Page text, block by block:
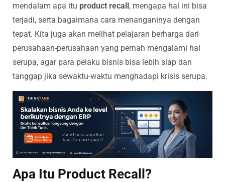
mendalam apa itu product recall, mengapa hal ini bisa
terjadi, serta bagaimana cara menanganinya dengan
tepat. Kita juga akan melihat pelajaran berharga dari
perusahaan-perusahaan yang pernah mengalami hal
serupa, agar para pelaku bisnis bisa lebih siap dan
tanggap jika sewaktu-waktu menghadapi krisis serupa.
Apa Itu Product Recall?